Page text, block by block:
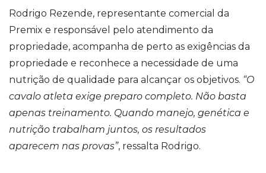
Rodrigo Rezende, representante comercial da
Premix e responsável pelo atendimento da
propriedade, acompanha de perto as exigências da
propriedade e reconhece a necessidade de uma
nutrição de qualidade para alcançar os objetivos. “O
cavalo atleta exige preparo completo. Não basta
apenas treinamento. Quando manejo, genética e
nutrição trabalham juntos, os resultados
aparecem nas provas”, ressalta Rodrigo.